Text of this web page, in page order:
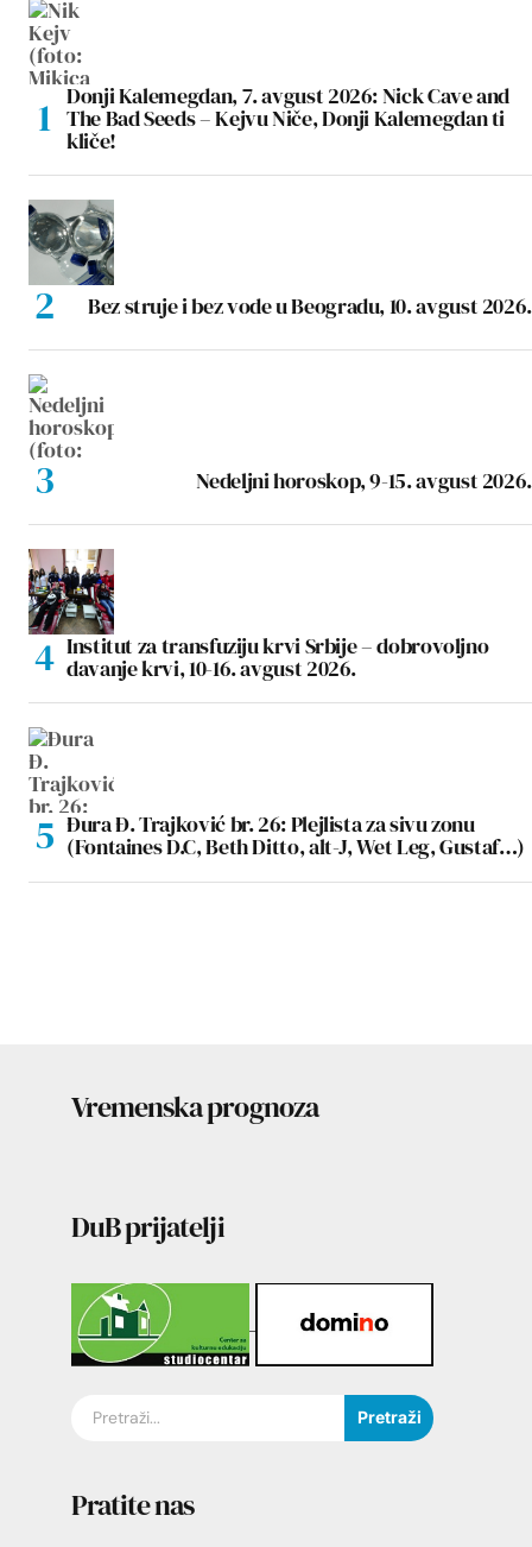
Donji Kalemegdan, 7. avgust 2026: Nick Cave and
The Bad Seeds – Kejvu Niče, Donji Kalemegdan ti
kliče!
Bez struje i bez vode u Beogradu, 10. avgust 2026.
Nedeljni horoskop, 9-15. avgust 2026.
Institut za transfuziju krvi Srbije – dobrovoljno
davanje krvi, 10-16. avgust 2026.
Đura Đ. Trajković br. 26: Plejlista za sivu zonu
(Fontaines D.C, Beth Ditto, alt-J, Wet Leg, Gustaf…)
Vremenska prognoza
DuB prijatelji
Pretraži
Pratite nas